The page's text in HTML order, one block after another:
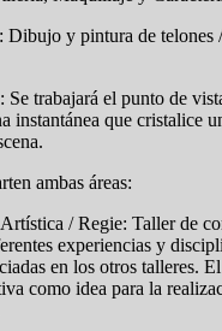
Dibujo y pintura de telones
trabajará el punto de
instantánea que cristalice
ambas áreas:
/ Regie: Taller de
experiencias y
en los otros talleres.
como idea para la